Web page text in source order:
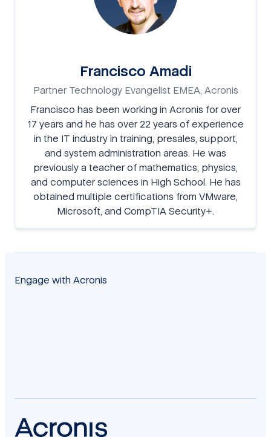
Francisco Amadi
Partner Technology Evangelist EMEA, Acronis
Francisco has been working in Acronis for over
17 years and he has over 22 years of experience
in the IT industry in training, presales, support,
and system administration areas. He was
previously a teacher of mathematics, physics,
and computer sciences in High School. He has
obtained multiple certifications from VMware,
Microsoft, and CompTIA Security+.
Engage with Acronis